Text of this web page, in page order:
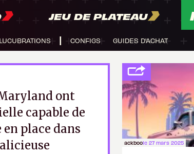
JEU DE PLATEAU
CONFIGS GUIDES D'ACHAT
ont
capable de
place dans
ackboole 27 mars 2025